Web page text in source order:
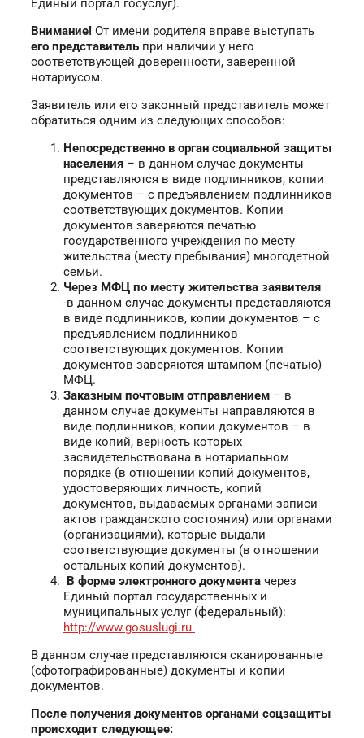
Единый портал госуслуг).
Внимание! От имени родителя вправе выступать
его представитель при наличии у него
соответствующей доверенности, заверенной
нотариусом.
Заявитель или его законный представитель может
обратиться одним из следующих способов:
Непосредственно в орган социальной защиты
населения – в данном случае документы
представляются в виде подлинников, копии
документов – с предъявлением подлинников
соответствующих документов. Копии
документов заверяются печатью
государственного учреждения по месту
жительства (месту пребывания) многодетной
семьи.
Через МФЦ по месту жительства заявителя
-в данном случае документы представляются
в виде подлинников, копии документов – с
предъявлением подлинников
соответствующих документов. Копии
документов заверяются штампом (печатью)
МФЦ.
Заказным почтовым отправлением – в
данном случае документы направляются в
виде подлинников, копии документов – в
виде копий, верность которых
засвидетельствована в нотариальном
порядке (в отношении копий документов,
удостоверяющих личность, копий
документов, выдаваемых органами записи
актов гражданского состояния) или органами
(организациями), которые выдали
соответствующие документы (в отношении
остальных копий документов).
В форме электронного документа через
Единый портал государственных и
муниципальных услуг (федеральный):
http://www.gosuslugi.ru
В данном случае представляются сканированные
(сфотографированные) документы и копии
документов.
После получения документов органами соцзащиты
происходит следующее: